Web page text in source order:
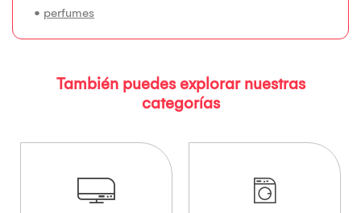
• perfumes
También puedes explorar nuestras
categorías